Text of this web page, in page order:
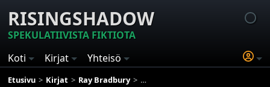
RISINGSHADOW
SPEKULATIIVISTA FIKTIOTA
Koti
Kirjat Yhteisö
Etusivu Kirjat Ray Bradbury Kirjayhtymän science fiction -